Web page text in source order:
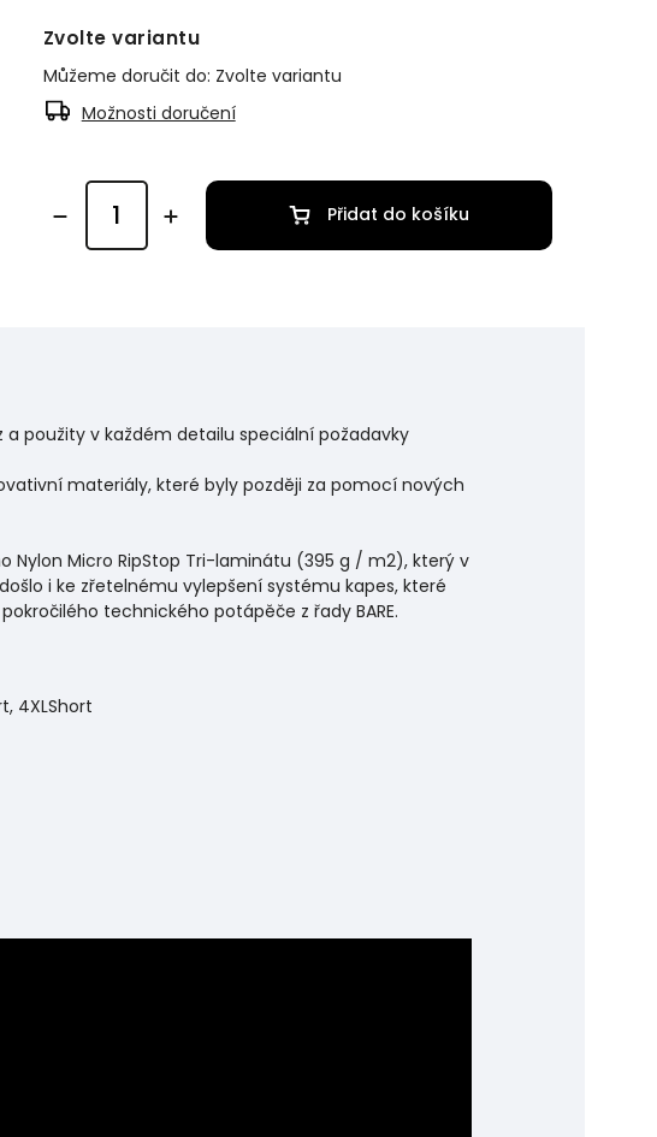
Zvolte variantu
Můžeme doručit do: Zvolte variantu
Možnosti doručení
Přidat do košíku
a použity v každém detailu speciální požadavky
materiály, které byly později za pomocí nových
Nylon Micro RipStop Tri-laminátu (395 g / m2), který v
i ke zřetelnému vylepšení systému kapes, které
technického potápěče z řady BARE.
4XLShort